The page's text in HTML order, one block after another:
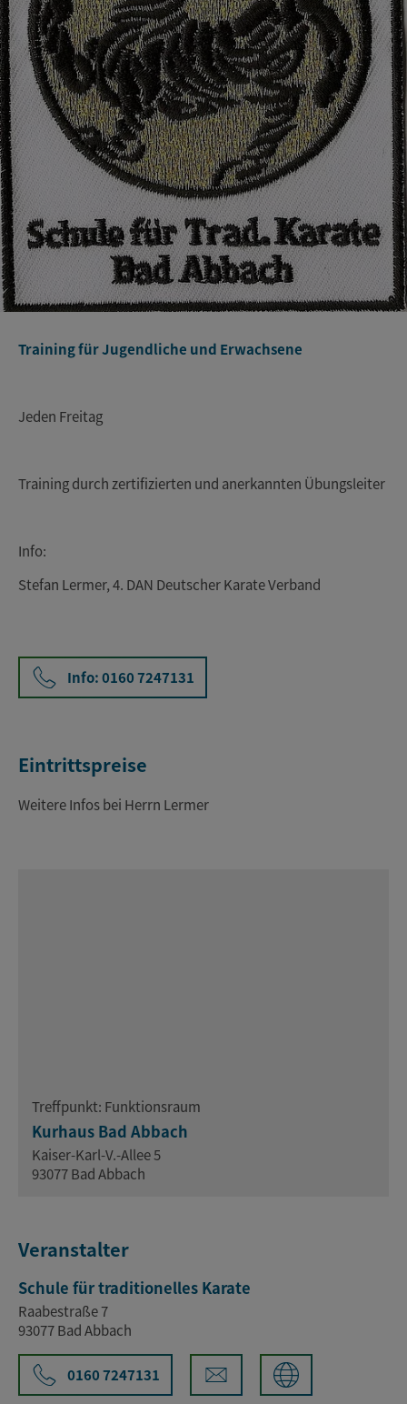
Training für Jugendliche und Erwachsene
Jeden Freitag
Training durch zertifizierten und anerkannten Übungsleiter
Info:
Stefan Lermer, 4. DAN Deutscher Karate Verband
Info: 0160 7247131
Eintrittspreise
Weitere Infos bei Herrn Lermer
Treffpunkt: Funktionsraum
Kurhaus Bad Abbach
Kaiser-Karl-V.-Allee 5
93077 Bad Abbach
Veranstalter
Schule für traditionelles Karate
Raabestraße 7
93077 Bad Abbach
0160 7247131